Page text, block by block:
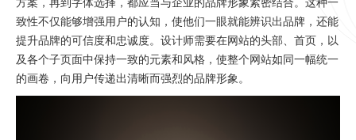
致性不仅能够增强用户的认知，使他们一眼就能辨识出品牌，还能
提升品牌的可信度和忠诚度。设计师需要在网站的头部、首页，以
及各个子页面中保持一致的元素和风格，使整个网站如同一幅统一
的画卷，向用户传递出清晰而强烈的品牌形象。